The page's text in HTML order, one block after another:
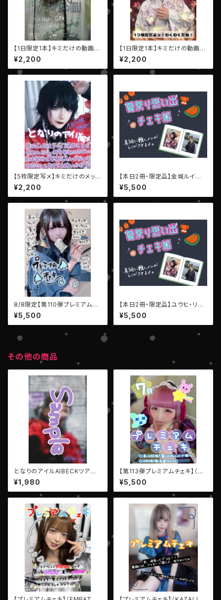
【1日限定1本】キミだけの動画
（7秒）【AIBECK・リイ】
¥2,200
【1日限定1本】キミだけの動画
（7秒）【AIBECK・ひなたゆか】
¥2,200
【5枚限定写メ】キミだけのメッセ
ージ写メ【AIBECK・となりのア
イル】
¥2,200
【本日2冊・限定品】金城ルイ▶︎
推しメン♡チェキ帳・LEIWAN
¥5,500
8/8限定【第110弾プレミアムチ
ェキ】（LEIWAN:澪・モンスター）
¥5,500
【本日2冊・限定品】ユウヒ・リコ
▶︎ 推しメン♡チェキ帳・LEIWA
N
¥5,500
その他の商品
となりのアイルAIBECKツアー
ファイナル【デジタルメッセージP
hoto】
¥1,980
【第113弾プレミアムチェキ】（LE
IWAN:卯月彩華）
¥5,500